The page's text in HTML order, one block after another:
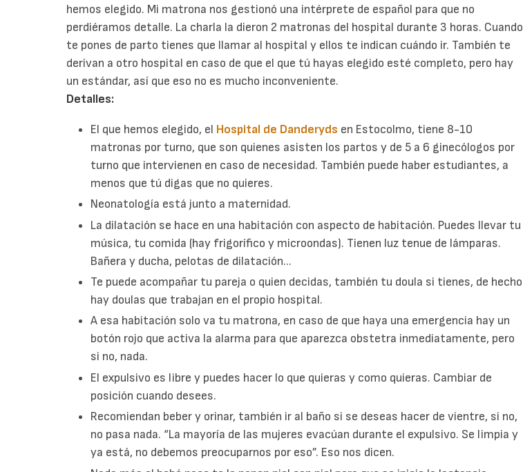
hemos elegido. Mi matrona nos gestionó una intérprete de español para que no
perdiéramos detalle. La charla la dieron 2 matronas del hospital durante 3 horas. Cuando
te pones de parto tienes que llamar al hospital y ellos te indican cuándo ir. También te
derivan a otro hospital en caso de que el que tú hayas elegido esté completo, pero hay
un estándar, así que eso no es mucho inconveniente.
Detalles:
El que hemos elegido, el Hospital de Danderyds en Estocolmo, tiene 8-10
matronas por turno, que son quienes asisten los partos y de 5 a 6 ginecólogos por
turno que intervienen en caso de necesidad. También puede haber estudiantes, a
menos que tú digas que no quieres.
Neonatología está junto a maternidad.
La dilatación se hace en una habitación con aspecto de habitación. Puedes llevar tu
música, tu comida (hay frigorífico y microondas). Tienen luz tenue de lámparas.
Bañera y ducha, pelotas de dilatación...
Te puede acompañar tu pareja o quien decidas, también tu doula si tienes, de hecho
hay doulas que trabajan en el propio hospital.
A esa habitación solo va tu matrona, en caso de que haya una emergencia hay un
botón rojo que activa la alarma para que aparezca obstetra inmediatamente, pero
si no, nada.
El expulsivo es libre y puedes hacer lo que quieras y como quieras. Cambiar de
posición cuando desees.
Recomiendan beber y orinar, también ir al baño si se deseas hacer de vientre, si no,
no pasa nada. “La mayoría de las mujeres evacúan durante el expulsivo. Se limpia y
ya está, no debemos preocuparnos por eso”. Eso nos dicen.